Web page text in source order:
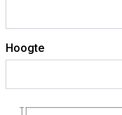
Hoogte